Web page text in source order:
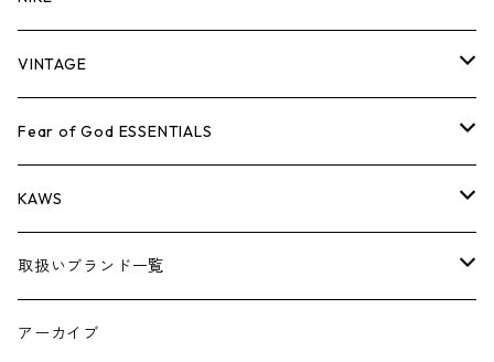
シューズ
小物
コラボレーション
×THE NORTH FACE
×COMME des GARCONS
シーズンアイテム
26SS
BOX LOGOアイテム
バッグ
シューズ
小物
キャップ・ハット
バッグ
シューズ
小物
パンツ
キャップ・ハット
バッグ
シューズ
小物
ジャケット
パンツ
キャップ・ハット
バッグ
シューズ
シャツ
ジャケット
パンツ
キャップ
バッグ
スウェット/ニット
シャツ
ジャケット
パンツ
キャップ・ハット
ロンTEE
スウェット/ニット
シャツ
ジャケット
パンツ
シューズ
AIR JORDAN 1
AIR JORDAN 3
アパレル・小物
VINTAGE
Tシャツ
ロンTEE
スウェット/ニット
ジャケット
Fear of God ESSENTIALS
Tシャツ
ロンTEE
スウェット/ニット
KAWS
アパレル
小物
取扱いブランド一覧
A
アーカイブ